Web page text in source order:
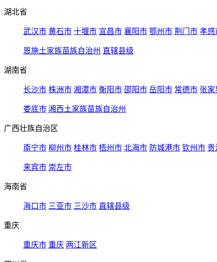
湖北省
武汉市 黄石市 十堰市 宜昌市 襄阳市 鄂州市 荆门市 孝感
恩施土家族苗族自治州 直辖县级
湖南省
长沙市 株洲市 湘潭市 衡阳市 邵阳市 岳阳市 常德市 张家
娄底市 湘西土家族苗族自治州
广西壮族自治区
南宁市 柳州市 桂林市 梧州市 北海市 防城港市 钦州市 贵
来宾市 崇左市
海南省
海口市 三亚市 三沙市 直辖县级
重庆
重庆市 重庆 两江新区